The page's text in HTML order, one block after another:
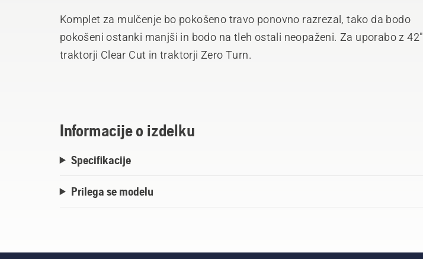
Komplet za mulčenje bo pokošeno travo ponovno razrezal, tako da bodo
pokošeni ostanki manjši in bodo na tleh ostali neopaženi. Za uporabo z 42"
traktorji Clear Cut in traktorji Zero Turn.
Informacije o izdelku
Specifikacije
Prilega se modelu